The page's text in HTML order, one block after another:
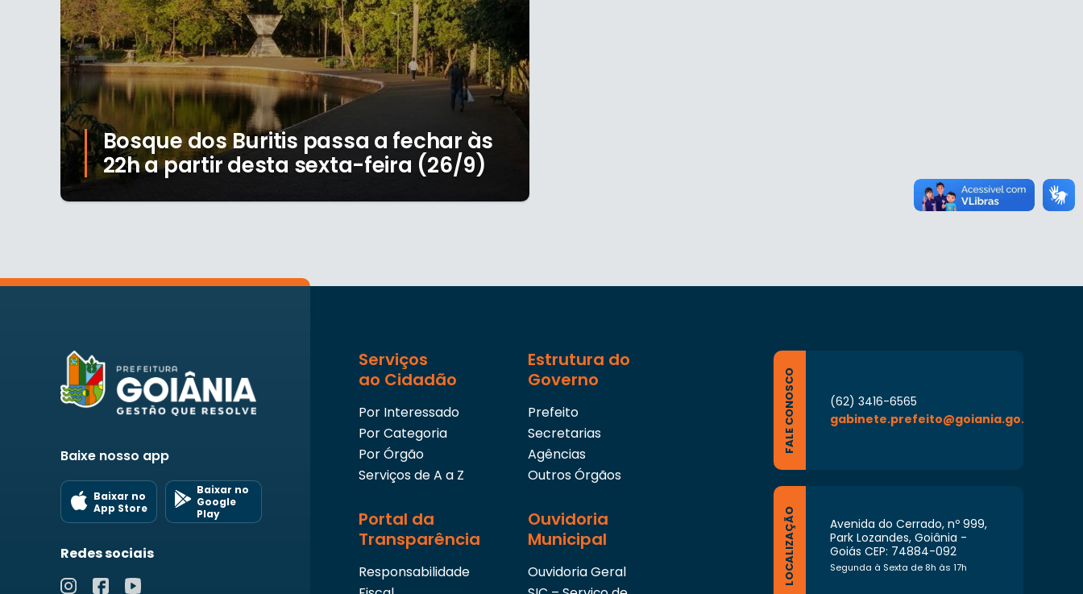
Bosque dos Buritis passa a fechar às
22h a partir desta sexta-feira (26/9)
Baixe nosso app
Baixar no
App Store
Baixar no
Google
Play
Redes sociais
Serviços
ao Cidadão
Por Interessado
Por Categoria
Por Órgão
Serviços de A a Z
Estrutura do
Governo
Prefeito
Secretarias
Agências
Outros Órgãos
Portal da
Transparência
Responsabilidade
Ouvidoria
Municipal
Ouvidoria Geral
FALE CONOSCO
(62) 3416-6565
gabinete.prefeito@goiania.go.gov.br
LOCALIZAÇÃO
Avenida do Cerrado, nº 999,
Park Lozandes, Goiânia -
Goiás CEP: 74884-092
Segunda à Sexta de 8h às 17h